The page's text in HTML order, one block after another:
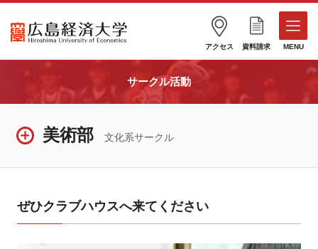
アクセス 資料請求 MENU
サークル活動
美術部 文化系サークル
ぜひクラブハウスへ来てください